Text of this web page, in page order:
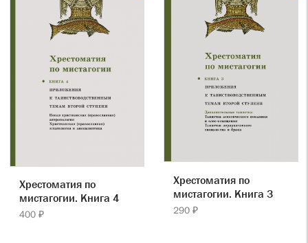
Хрестоматия по
мистагогии. Книга 4
400 ₽
Хрестоматия по
мистагогии. Книга 3
290 ₽